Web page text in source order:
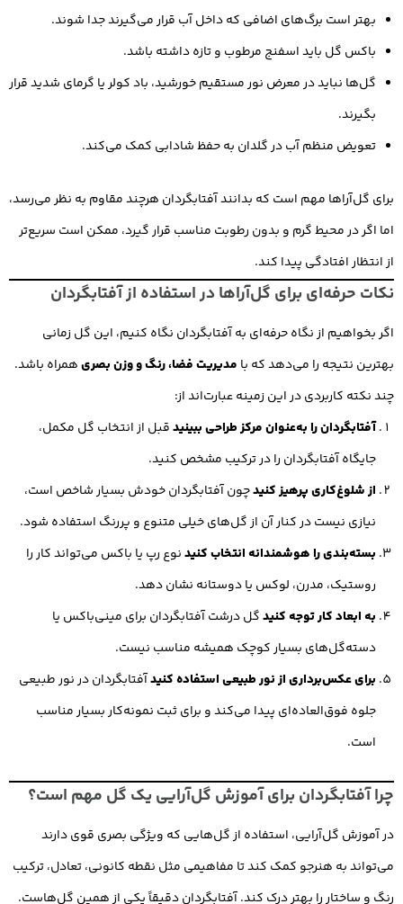
بهتر است برگ‌های اضافی که داخل آب قرار می‌گیرند جدا شوند.
باکس گل باید اسفنج مرطوب و تازه داشته باشد.
گل‌ها نباید در معرض نور مستقیم خورشید، باد کولر یا گرمای شدید قرار
بگیرند.
تعویض منظم آب در گلدان به حفظ شادابی کمک می‌کند.
برای گل‌آراها مهم است که بدانند آفتابگردان هرچند مقاوم به نظر می‌رسد،
اما اگر در محیط گرم و بدون رطوبت مناسب قرار گیرد، ممکن است سریع‌تر
از انتظار افتادگی پیدا کند.
نکات حرفه‌ای برای گل‌آراها در استفاده از آفتابگردان
اگر بخواهیم از نگاه حرفه‌ای به آفتابگردان نگاه کنیم، این گل زمانی
بهترین نتیجه را می‌دهد که با مدیریت فضا، رنگ و وزن بصریهمراه باشد.
چند نکته کاربردی در این زمینه عبارت‌اند از:
آفتابگردان را به‌عنوان مرکز طراحی ببینیدقبل از انتخاب گل مکمل،
جایگاه آفتابگردان را در ترکیب مشخص کنید.
از شلوغ‌کاری پرهیز کنیدچون آفتابگردان خودش بسیار شاخص است،
نیازی نیست در کنار آن از گل‌های خیلی متنوع و پررنگ استفاده شود.
بسته‌بندی را هوشمندانه انتخاب کنیدنوع رپ یا باکس می‌تواند کار را
روستیک، مدرن، لوکس یا دوستانه نشان دهد.
به ابعاد کار توجه کنیدگل درشت آفتابگردان برای مینی‌باکس یا
دسته‌گل‌های بسیار کوچک همیشه مناسب نیست.
برای عکس‌برداری از نور طبیعی استفاده کنیدآفتابگردان در نور طبیعی
جلوه فوق‌العاده‌ای پیدا می‌کند و برای ثبت نمونه‌کار بسیار مناسب
است.
چرا آفتابگردان برای آموزش گل‌آرایی یک گل مهم است؟
در آموزش گل‌آرایی، استفاده از گل‌هایی که ویژگی بصری قوی دارند
می‌تواند به هنرجو کمک کند تا مفاهیمی مثل نقطه کانونی، تعادل، ترکیب
رنگ و ساختار را بهتر درک کند. آفتابگردان دقیقاً یکی از همین گل‌هاست.